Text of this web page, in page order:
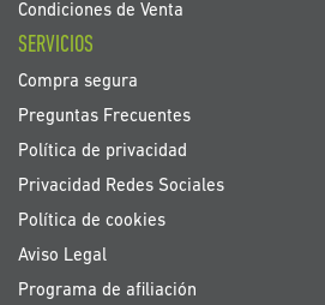
Condiciones de Venta
SERVICIOS
Compra segura
Preguntas Frecuentes
Política de privacidad
Privacidad Redes Sociales
Política de cookies
Aviso Legal
Programa de afiliación